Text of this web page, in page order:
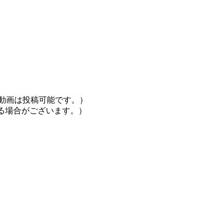
画は投稿可能です。）
合がございます。）